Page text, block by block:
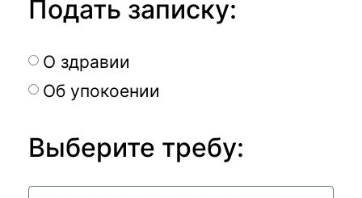
Подать записку:
О здравии
Об упокоении
Выберите требу: